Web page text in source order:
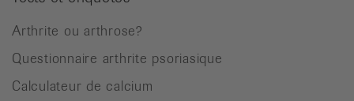
Arthrite ou arthrose?
Questionnaire arthrite psoriasique
Calculateur de calcium